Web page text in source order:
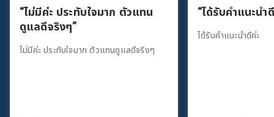
“ไม่มีค่ะ ประทับใจมาก ตัวแทน
ดูแลดีจริงๆ”
ไม่มีค่ะ ประทับใจมาก ตัวแทนดูแลดีจริงๆ
“ได้รับคำแนะนำ
ได้รับคำแนะนำดีค่ะ